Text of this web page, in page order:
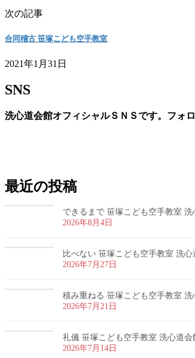
次の記事
合同稽古 笹塚こども空手教室
2021年1月31日
SNS
洗心道会館オフィシャルＳＮＳです。フォ
最近の投稿
できるまで 笹塚こども空手教室
2026年8月4日
比べない 笹塚こども空手教室 洗
2026年7月27日
積み重ねる 笹塚こども空手教室
2026年7月21日
礼儀 笹塚こども空手教室 洗心道
2026年7月14日